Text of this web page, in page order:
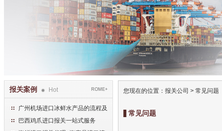
报关案例 Hot ROME+
广州机场进口冰鲜水产品的流程及
手续
巴西鸡爪进口报关一站式服务
您现在的位置： 报关公司 > 常见问题
常见问题